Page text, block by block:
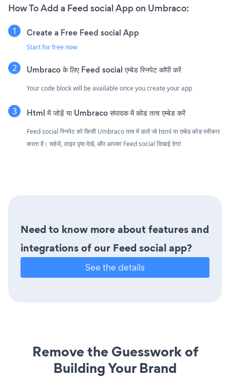
How To Add a Feed social App on Umbraco:
Create a Free Feed social App
Start for free now
Umbraco के लिए Feed social एम्बेड स्निपेट कॉपी करें
Your code block will be available once you create your app
Html में जोड़ें या Umbraco संपादक में कोड तत्व एम्बेड करें
Feed social स्निपेट को किसी Umbraco तत्व में डालें जो html या एम्बेड कोड स्वीकार
करता है। सहेजें, लाइव पृष्ठ देखें, और आपका Feed social दिखाई देगा!
Need to know more about features and
integrations of our Feed social app?
See the details
Remove the Guesswork of
Building Your Brand